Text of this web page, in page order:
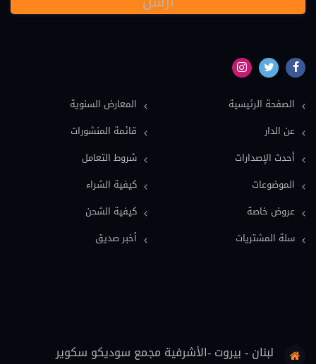
مسؤولية طبية (19)
نماذج دعاوى ونماذج عقود (16)
دولي خاص (13)
معاجم قانونية (11)
فلسفة قانون (9)
تنفيذ (6)
المعارض السنوية
قائمة المنشورات
شروط التعامل
كيفية الشراء
كيفية الشحن
أخبر صديق
الصفحة الرئيسية
عن الدار
أحدث الإصدارات
الموضوعات
عروض خاصة
سلة المشتريات
لبنان - بيروت -الأشرفية مجمع سوديكو سكوير